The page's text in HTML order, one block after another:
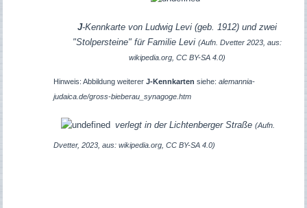
J-Kennkarte von Ludwig Levi (geb. 1912) und zwei
"Stolpersteine" für Familie Levi (Aufn. Dvetter 2023, aus:
wikipedia.org, CC BY-SA 4.0)
Hinweis: Abbildung weiterer J-Kennkarten siehe: alemannia-
judaica.de/gross-bieberau_synagoge.htm
verlegt in der Lichtenberger Straße (Aufn.
Dvetter, 2023, aus: wikipedia.org, CC BY-SA 4.0)